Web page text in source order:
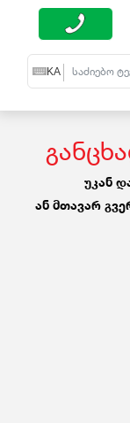
EN KA RU
უკან
ან მთავარ